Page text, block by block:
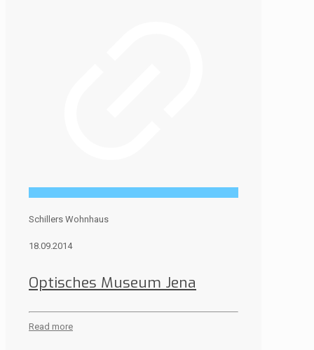
Schillers Wohnhaus
18.09.2014
Optisches Museum Jena
Read more